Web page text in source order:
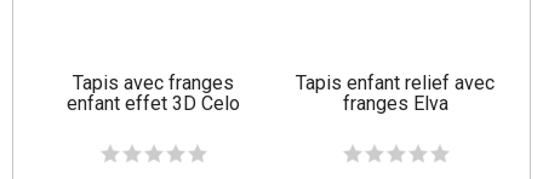
Tapis avec franges
enfant effet 3D Celo
Tapis enfant relief avec
franges Elva